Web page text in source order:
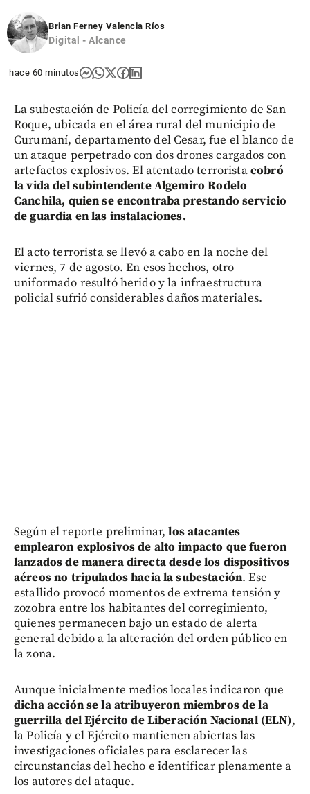
Brian Ferney Valencia Ríos
Digital - Alcance
hace 60 minutos
La subestación de Policía del corregimiento de San
Roque, ubicada en el área rural del municipio de
Curumaní, departamento del Cesar, fue el blanco de
un ataque perpetrado con dos drones cargados con
artefactos explosivos. El atentado terroristacobró
la vida del subintendente Algemiro Rodelo
Canchila, quien se encontraba prestando servicio
de guardia en las instalaciones.
El acto terrorista se llevó a cabo en la noche del
viernes, 7 de agosto. En esos hechos, otro
uniformado resultó herido y la infraestructura
policial sufrió considerables daños materiales.
Según el reporte preliminar,los atacantes
emplearon explosivos de alto impacto que fueron
lanzados de manera directa desde los dispositivos
aéreos no tripulados hacia la subestación. Ese
estallido provocó momentos de extrema tensión y
zozobra entre los habitantes del corregimiento,
quienes permanecen bajo un estado de alerta
general debido a la alteración del orden público en
la zona.
Aunque inicialmente medios locales indicaron que
dicha acción se la atribuyeron miembros de la
guerrilla del Ejército de Liberación Nacional (ELN),
la Policía y el Ejército mantienen abiertas las
investigaciones oficiales para esclarecer las
circunstancias del hecho e identificar plenamente a
los autores del ataque.